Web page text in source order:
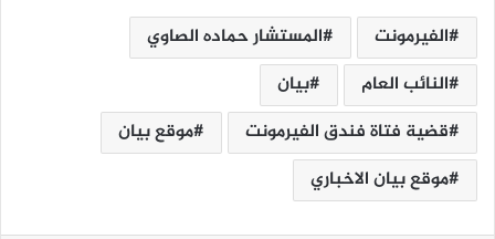
الفيرمونت
المستشار حماده الصاوي
النائب العام
بيان
قضية فتاة فندق الفيرمونت
موقع بيان
موقع بيان الاخباري